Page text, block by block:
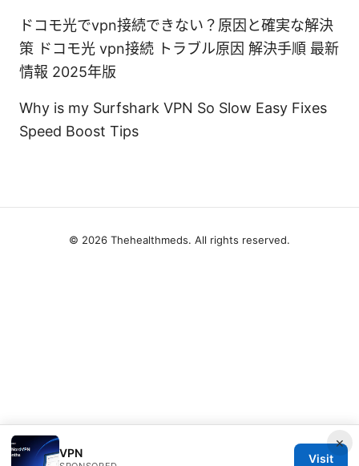
ドコモ光でvpn接続できない？原因と確実な解決
策 ドコモ光 vpn接続 トラブル原因 解決手順 最新
情報 2025年版
Why is my Surfshark VPN So Slow Easy Fixes
Speed Boost Tips
×
VPN Visit
© 2026 Thehealthmeds. All rights reserved.